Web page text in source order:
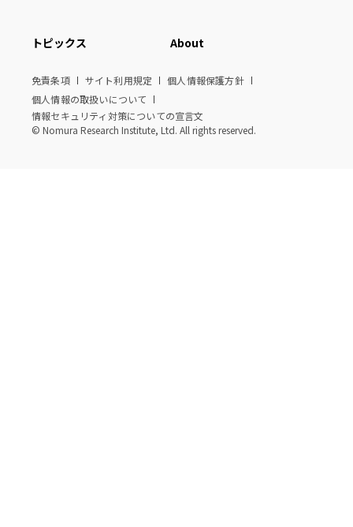
トピックス About
免責条項 サイト利用規定
個人情報保護方針
個人情報の取扱いについて
情報セキュリティ対策についての宣言文
© Nomura Research Institute, Ltd. All rights reserved.